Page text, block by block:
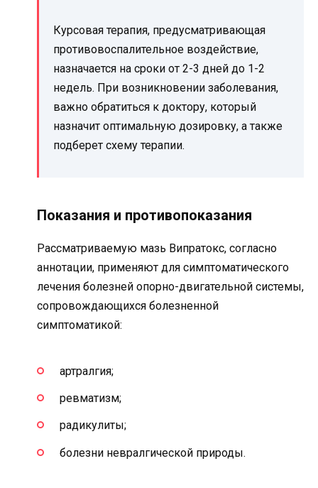
Курсовая терапия, предусматривающая
противовоспалительное воздействие,
назначается на сроки от 2-3 дней до 1-2
недель. При возникновении заболевания,
важно обратиться к доктору, который
назначит оптимальную дозировку, а также
подберет схему терапии.
Показания и противопоказания
Рассматриваемую мазь Випратокс, согласно
аннотации, применяют для симптоматического
лечения болезней опорно-двигательной системы,
сопровождающихся болезненной
симптоматикой:
артралгия;
ревматизм;
радикулиты;
болезни невралгической природы.